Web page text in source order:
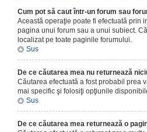
Cum pot să caut într-un forum sau
Această operaţie poate fi efectuată prin
pagina unui forum sau a unui subiect.
localizat pe toate paginile forumului.
Sus
De ce căutarea mea nu returnează
Căutarea efectuată a fost probabil prea
mai specific şi folosiţi opţiunile
Sus
De ce căutarea mea returnează o